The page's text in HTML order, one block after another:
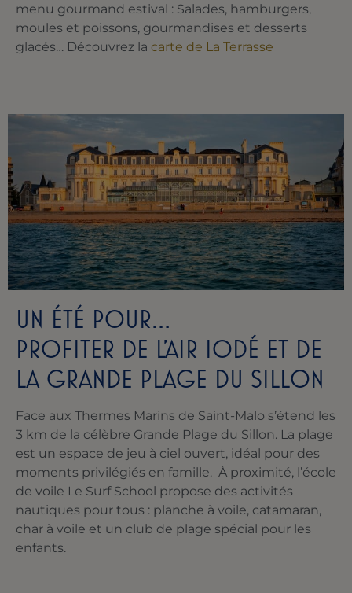
menu gourmand estival : Salades, hamburgers,
moules et poissons, gourmandises et desserts
glacés… Découvrez la carte de La Terrasse
UN ÉTÉ POUR…
PROFITER DE L’AIR IODÉ ET DE
LA GRANDE PLAGE DU SILLON
Face aux Thermes Marins de Saint-Malo s’étend les
3 km de la célèbre Grande Plage du Sillon. La plage
est un espace de jeu à ciel ouvert, idéal pour des
moments privilégiés en famille. À proximité, l’école
de voile Le Surf School propose des activités
nautiques pour tous : planche à voile, catamaran,
char à voile et un club de plage spécial pour les
enfants.